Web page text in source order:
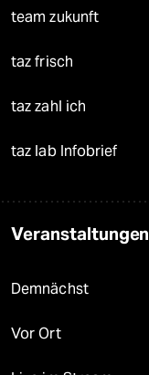
team zukunft
taz frisch
taz zahl ich
taz lab Infobrief
Veranstaltungen
Demnächst
Vor Ort